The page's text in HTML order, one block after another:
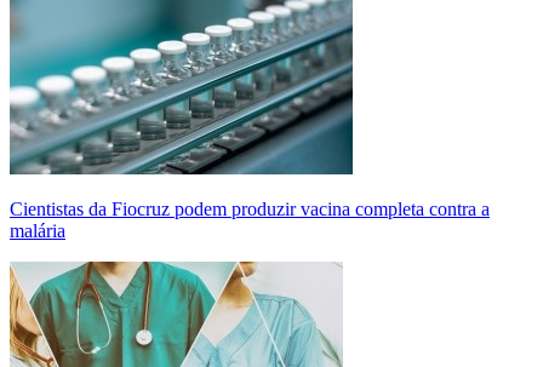
Cientistas da Fiocruz podem produzir vacina completa contra a
malária